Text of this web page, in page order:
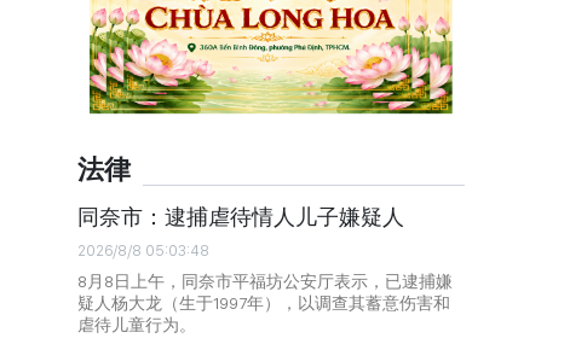
法律
同奈市：逮捕虐待情人儿子嫌疑人
2026/8/8 05:03:48
8月8日上午，同奈市平福坊公安厅表示，已逮捕嫌
疑人杨大龙（生于1997年），以调查其蓄意伤害和
虐待儿童行为。